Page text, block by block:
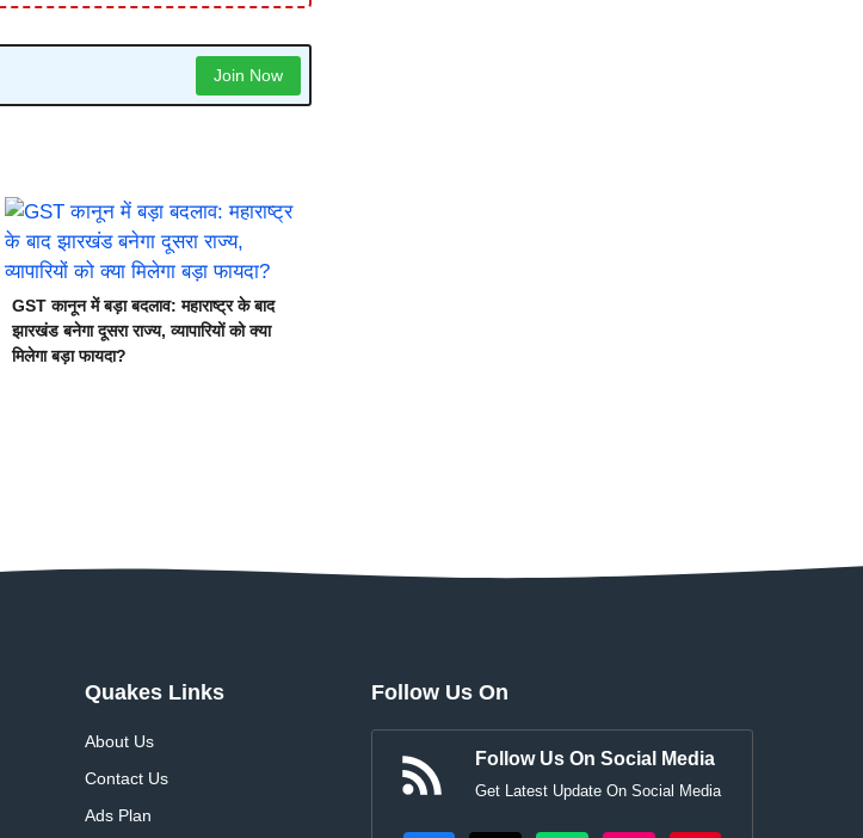
Join Now
GST कानून में बड़ा बदलाव: महाराष्ट्र के बाद
झारखंड बनेगा दूसरा राज्य, व्यापारियों को क्या
मिलेगा बड़ा फायदा?
Quakes Links
About Us
Contact Us
Ads Plan
Follow Us On
Follow Us On Social Media
Get Latest Update On Social Media